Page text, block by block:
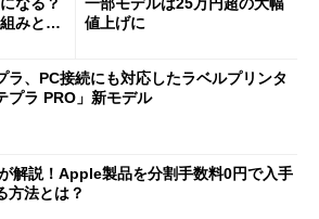
みと
値上げに
ラ、PC接続にも対応したラベルプリンタ
プラ PRO」新モデル
解説！Apple製品を分割手数料0円で入手
方法とは？